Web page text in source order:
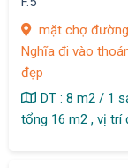
mặt chợ
Nghĩa đi vào
đẹp
DT : 8 m2 / 1
tổng 16 m2 , vị trí